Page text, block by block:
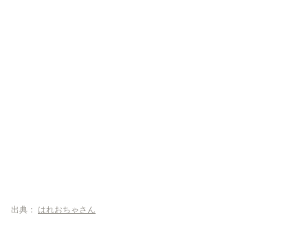
出典： はれおちゃさん